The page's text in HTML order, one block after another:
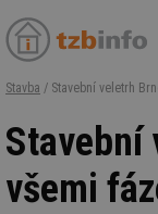
Stavba / Stavební veletrh
Stavební
všemi